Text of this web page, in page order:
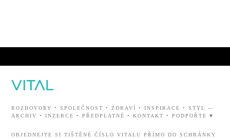
ROZHOVORY •SPOLEČNOST •ZDRAVÍ •INSPIRACE •STYL
—
ARCHIV
•INZERCE •PŘEDPLATNÉ •KONTAKT •PODPOŘTE ♥
OBJEDNEJTE SI TIŠTĚNÉ ČÍSLO VITALU PŘÍMO DO SCHRÁNKY